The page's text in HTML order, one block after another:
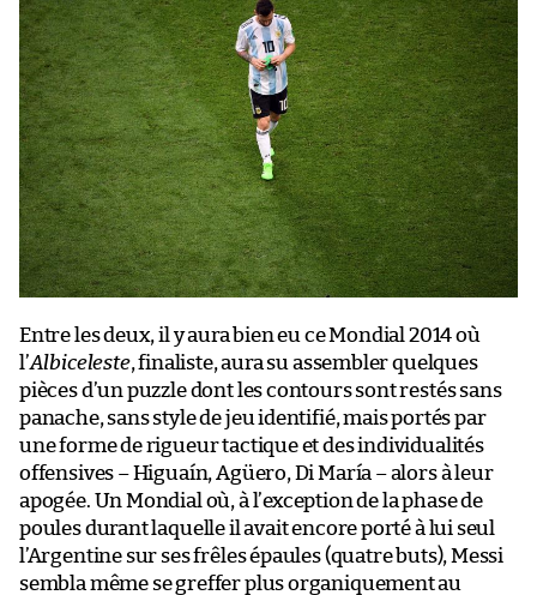
Entre les deux, il y aura bien eu ce Mondial 2014 où
l’Albiceleste, finaliste, aura su assembler quelques
pièces d’un puzzle dont les contours sont restés sans
panache, sans style de jeu identifié, mais portés par
une forme de rigueur tactique et des individualités
offensives – Higuaín, Agüero, Di María – alors à leur
apogée. Un Mondial où, à l’exception de la phase de
poules durant laquelle il avait encore porté à lui seul
l’Argentine sur ses frêles épaules (quatre buts), Messi
sembla même se greffer plus organiquement au